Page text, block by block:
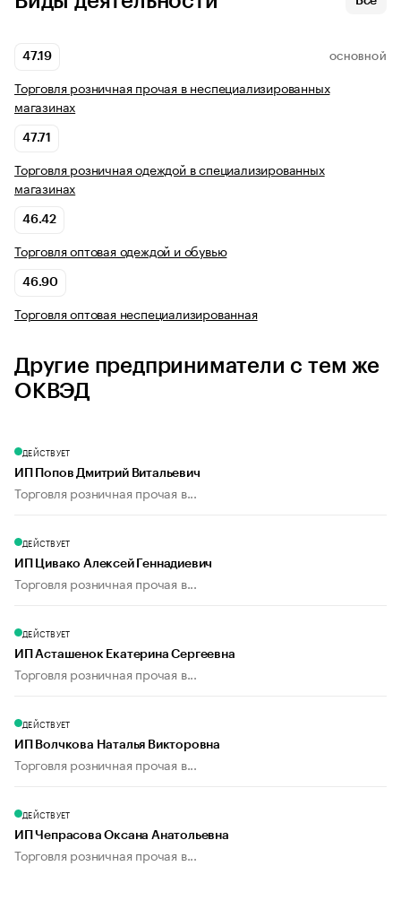
47.19 ОСНОВНОЙ
Торговля розничная прочая в неспециализированных
магазинах
47.71
Торговля розничная одеждой в специализированных
магазинах
46.42
Торговля оптовая одеждой и обувью
46.90
Торговля оптовая неспециализированная
Другие предприниматели с тем же
ОКВЭД
ДЕЙСТВУЕТ
ИП Попов Дмитрий Витальевич
Торговля розничная прочая в...
ДЕЙСТВУЕТ
ИП Цивако Алексей Геннадиевич
Торговля розничная прочая в...
ДЕЙСТВУЕТ
ИП Асташенок Екатерина Сергеевна
Торговля розничная прочая в...
ДЕЙСТВУЕТ
ИП Волчкова Наталья Викторовна
Торговля розничная прочая в...
ДЕЙСТВУЕТ
ИП Чепрасова Оксана Анатольевна
Торговля розничная прочая в...